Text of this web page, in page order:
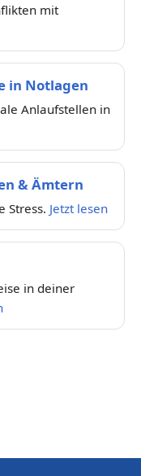
mit
in Notlagen
Anlaufstellen in
& Ämtern
Stress. Jetzt lesen
in deiner